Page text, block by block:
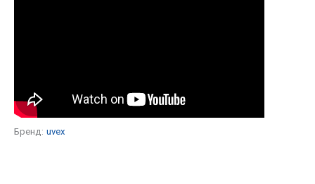
Бренд: uvex